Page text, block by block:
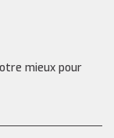
mieux pour